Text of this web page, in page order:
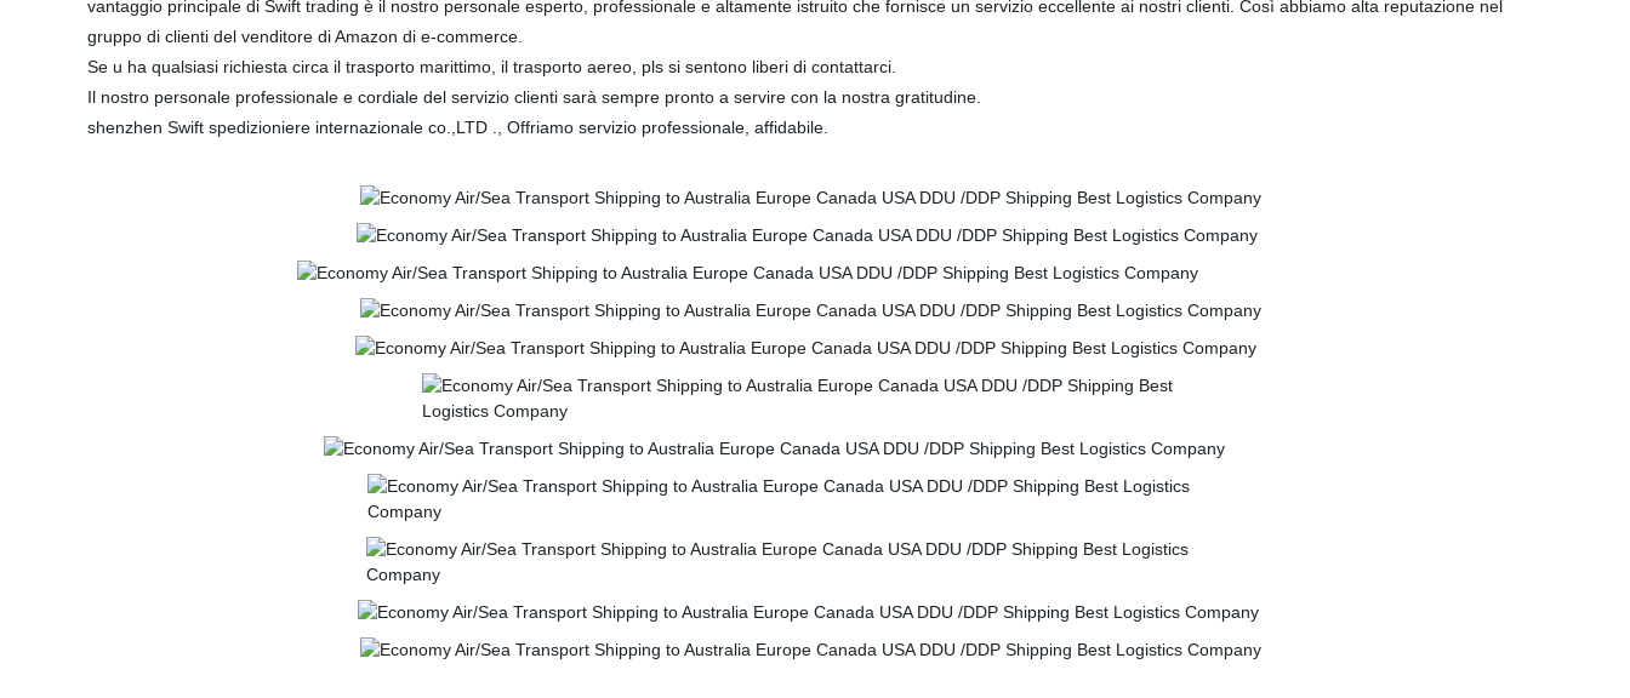
vantaggio principale di Swift trading è il nostro personale esperto, professionale e altamente istruito che fornisce un servizio eccellente ai nostri clienti. Così abbiamo alta reputazione nel
gruppo di clienti del venditore di Amazon di e-commerce.
Se u ha qualsiasi richiesta circa il trasporto marittimo, il trasporto aereo, pls si sentono liberi di contattarci.
Il nostro personale professionale e cordiale del servizio clienti sarà sempre pronto a servire con la nostra gratitudine.
shenzhen Swift spedizioniere internazionale co.,LTD ., Offriamo servizio professionale, affidabile.